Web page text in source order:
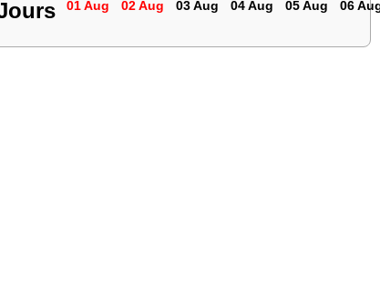
01 Aug
02 Aug
03 Aug
04 Aug
05 Aug
06